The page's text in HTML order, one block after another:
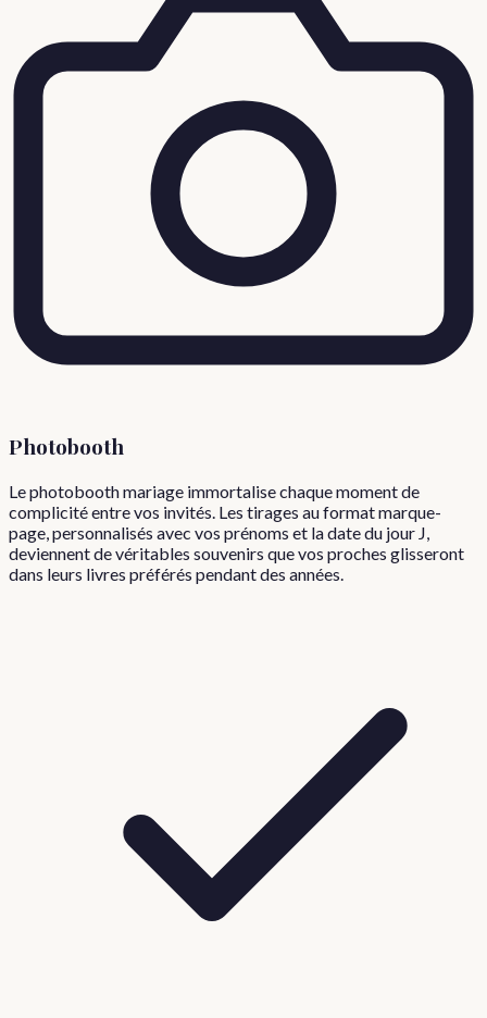
Photobooth
Le photobooth mariage immortalise chaque moment de
complicité entre vos invités. Les tirages au format marque-
page, personnalisés avec vos prénoms et la date du jour J,
deviennent de véritables souvenirs que vos proches glisseront
dans leurs livres préférés pendant des années.